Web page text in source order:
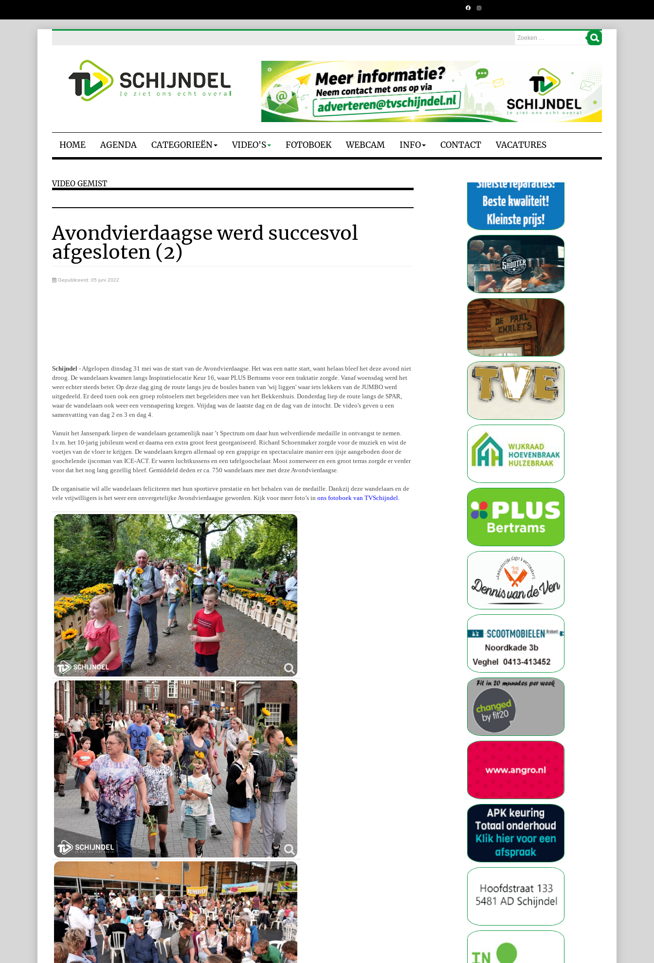
HOME AGENDA CATEGORIEËN VIDEO'S FOTOBOEK WEBCAM INFO CONTACT VACATURES
VIDEO GEMIST
Avondvierdaagse werd succesvol
afgesloten (2)
Gepubliceerd: 05 juni 2022
Schijndel - Afgelopen dinsdag 31 mei was de start van de Avondvierdaagse. Het was een natte start, want helaas bleef het deze avond niet
droog. De wandelaars kwamen langs Inspiratielocatie Keur 16, waar PLUS Bertrams voor een traktatie zorgde. Vanaf woensdag werd het
weer echter steeds beter. Op deze dag ging de route langs jeu de boules banen van 'wij liggen' waar iets lekkers van de JUMBO werd
uitgedeeld. Er deed toen ook een groep rolstoelers met begeleiders mee van het Bekkershuis. Donderdag liep de route langs de SPAR,
waar de wandelaars ook weer een versnapering kregen. Vrijdag was de laatste dag en de dag van de intocht. De video's geven u een
samenvatting van dag 2 en 3 en dag 4.
Vanuit het Jansenpark liepen de wandelaars gezamenlijk naar ’t Spectrum om daar hun welverdiende medaille in ontvangst te nemen.
I.v.m. het 10-jarig jubileum werd er daarna een extra groot feest georganiseerd. Richard Schoenmaker zorgde voor de muziek en wist de
voetjes van de vloer te krijgen. De wandelaars kregen allemaal op een grappige en spectaculaire manier een ijsje aangeboden door de
goochelende ijscoman van ICE-ACT. Er waren luchtkussens en een tafelgoochelaar. Mooi zomerweer en een groot terras zorgde er verder
voor dat het nog lang gezellig bleef. Gemiddeld deden er ca. 750 wandelaars mee met deze Avondvierdaagse.
De organisatie wil alle wandelaars feliciteren met hun sportieve prestatie en het behalen van de medaille. Dankzij deze wandelaars en de
vele vrijwilligers is het weer een onvergetelijke Avondvierdaagse geworden. Kijk voor meer foto’s in ons fotoboek van TVSchijndel.